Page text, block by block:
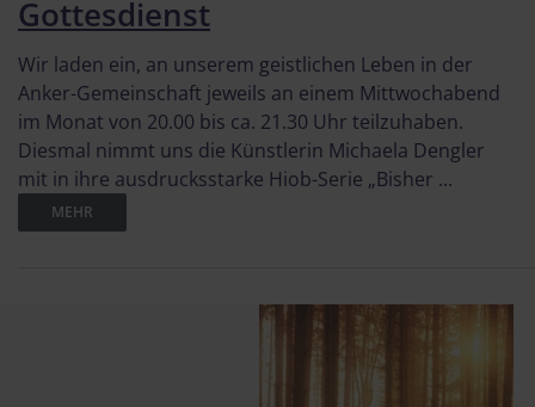
Gottesdienst
Wir laden ein, an unserem geistlichen Leben in der
Anker-Gemeinschaft jeweils an einem Mittwochabend
im Monat von 20.00 bis ca. 21.30 Uhr teilzuhaben.
Diesmal nimmt uns die Künstlerin Michaela Dengler
mit in ihre ausdrucksstarke Hiob-Serie „Bisher ...
MEHR